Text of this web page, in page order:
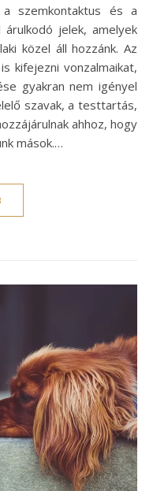
a szemkontaktus és a
árulkodó jelek, amelyek
közel áll hozzánk. Az
kifejezni vonzalmaikat,
gyakran nem igényel
szavak, a testtartás,
ahhoz, hogy
mások.…